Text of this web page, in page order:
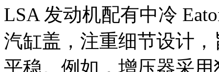
LSA 发动机配有中冷
汽缸盖，注重细节设计
平稳。例如，增压器采